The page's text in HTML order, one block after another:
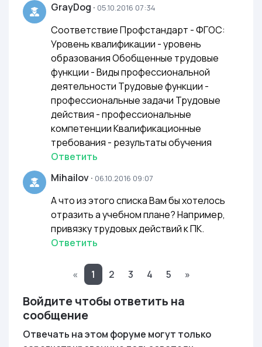
GrayDog · 05.10.2016 07:34
Соответствие Профстандарт - ФГОС:
Уровень квалификации - уровень
образования Обобщенные трудовые
функции - Виды профессиональной
деятельности Трудовые функции -
профессиональные задачи Трудовые
действия - профессиональные
компетенции Квалификационные
требования - результаты обучения
Ответить
Mihailov· 06.10.2016 09:07
А что из этого списка Вам бы хотелось
отразить а учебном плане? Например,
привязку трудовых действий к ПК.
Ответить
« 1 2 3 4 5 »
Войдите чтобы ответить на
сообщение
Отвечать на этом форуме могут только